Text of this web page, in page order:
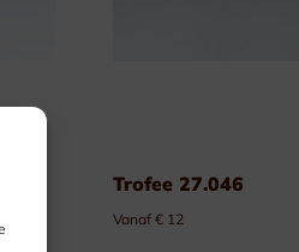
Trofee 27.046
Vanaf € 12